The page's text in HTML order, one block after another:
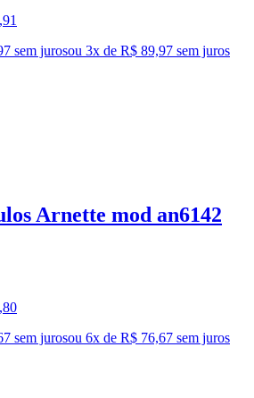
,91
sem jurosou 3x de R$ 89,97 sem juros
Arnette mod an6142
,80
sem jurosou 6x de R$ 76,67 sem juros